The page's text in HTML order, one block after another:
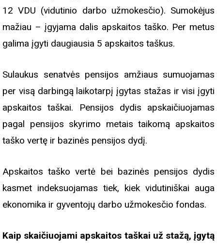
12 VDU (vidutinio darbo užmokesčio). Sumokėjus
mažiau – įgyjama dalis apskaitos taško. Per metus
galima įgyti daugiausia 5 apskaitos taškus.
Sulaukus senatvės pensijos amžiaus sumuojamas
per visą darbingą laikotarpį įgytas stažas ir visi įgyti
apskaitos taškai. Pensijos dydis apskaičiuojamas
pagal pensijos skyrimo metais taikomą apskaitos
taško vertę ir bazinės pensijos dydį.
Apskaitos taško vertė bei bazinės pensijos dydis
kasmet indeksuojamas tiek, kiek vidutiniškai auga
ekonomika ir gyventojų darbo užmokesčio fondas.
Kaip skaičiuojami apskaitos taškai už stažą, įgytą